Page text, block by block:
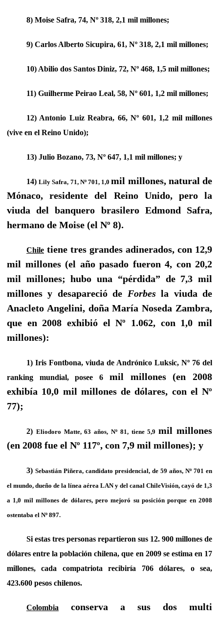
8) Moise Safra, 74, Nº 318, 2,1 mil millones;
9) Carlos Alberto Sicupira, 61, Nº 318, 2,1 mil millones;
10) Abilio dos Santos Diniz, 72, Nº 468, 1,5 mil millones;
11) Guilherme Peirao Leal, 58, Nº 601, 1,2 mil millones;
12) Antonio Luiz Reabra, 66, Nº 601, 1,2 mil millones
(vive en el Reino Unido);
13) Julio Bozano, 73, Nº 647, 1,1 mil millones; y
14)Lily Safra, 71, Nº 701, 1,0mil millones, natural de
Mónaco, residente del Reino Unido, pero la
viuda del banquero brasilero Edmond Safra,
hermano de Moise (el Nº 8).
Chile tiene tres grandes adinerados, con 12,9
mil millones (el año pasado fueron 4, con 20,2
mil millones; hubo una “pérdida” de 7,3 mil
millones y desapareció de Forbes la viuda de
Anacleto Angelini, doña María Noseda Zambra,
que en 2008 exhibió el Nº 1.062, con 1,0 mil
millones):
1) Iris Fontbona, viuda de Andrónico Luksic, Nº 76 del
ranking mundial, posee 6 mil millones (en 2008
exhibía 10,0 mil millones de dólares, con el Nº
77);
2) Eliodoro Matte, 63 años, Nº 81, tiene 5,9mil millones
(en 2008 fue el Nº 117º, con 7,9 mil millones); y
3) Sebastián Piñera, candidato presidencial, de 59 años, Nº 701 en
el mundo, dueño de la línea aérea LAN y del canal ChileVisión, cayó de 1,3
a 1,0 mil millones de dólares, pero mejoró su posición porque en 2008
ostentaba el Nº 897.
Si estas tres personas repartieron sus 12. 900 millones de
dólares entre la población chilena, que en 2009 se estima en 17
millones, cada compatriota recibiría 706 dólares, o sea,
423.600 pesos chilenos.
Colombia
conserva a sus dos multi